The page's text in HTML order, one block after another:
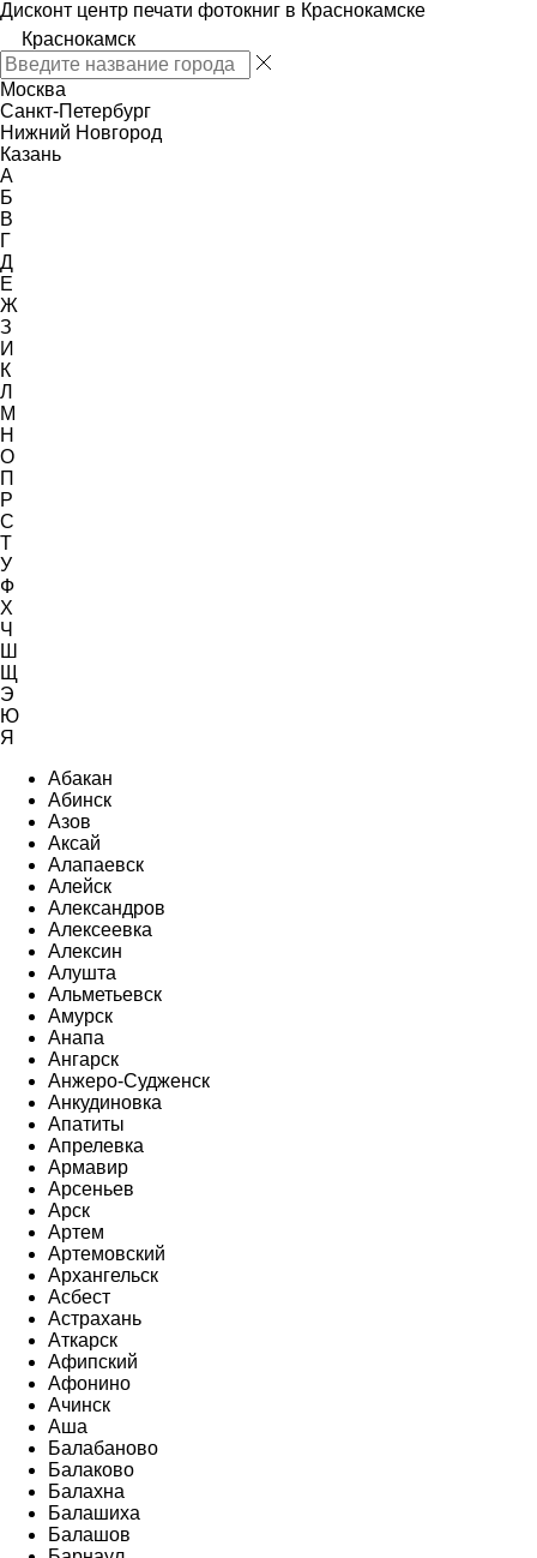
Дисконт центр печати фотокниг в Краснокамске
Краснокамск
Москва
Санкт-Петербург
Нижний Новгород
Казань
А
Б
В
Г
Д
Е
Ж
З
И
К
Л
М
Н
О
П
Р
С
Т
У
Ф
Х
Ч
Ш
Щ
Э
Ю
Я
Абакан
Абинск
Азов
Аксай
Алапаевск
Алейск
Александров
Алексеевка
Алексин
Алушта
Альметьевск
Амурск
Анапа
Ангарск
Анжеро-Судженск
Анкудиновка
Апатиты
Апрелевка
Армавир
Арсеньев
Арск
Артем
Артемовский
Архангельск
Асбест
Астрахань
Аткарск
Афипский
Афонино
Ачинск
Аша
Балабаново
Балаково
Балахна
Балашиха
Балашов